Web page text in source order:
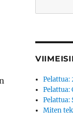
Pelattua:
Pelattua:
Miten